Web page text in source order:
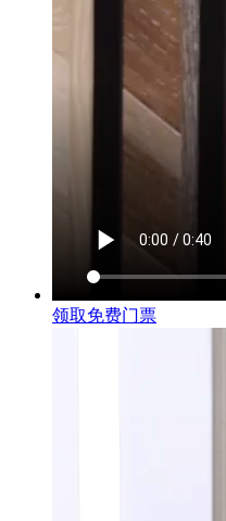
领取免费门票